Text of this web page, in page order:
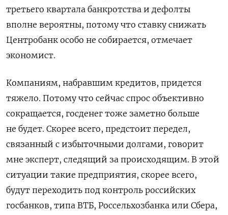
третьего квартала банкротства и дефолты
вполне вероятны, потому что ставку снижать
Центробанк особо не собирается, отмечает
экономист.
Компаниям, набравшим кредитов, придется
тяжело. Потому что сейчас спрос объективно
сокращается, госденег тоже заметно больше
не будет. Скорее всего, предстоит передел,
связанный с избыточными долгами, говорит
мне эксперт, следящий за происходящим. В этой
ситуации такие предприятия, скорее всего,
будут переходить под контроль российских
госбанков, типа ВТБ, Россельхозбанка или Сбера,